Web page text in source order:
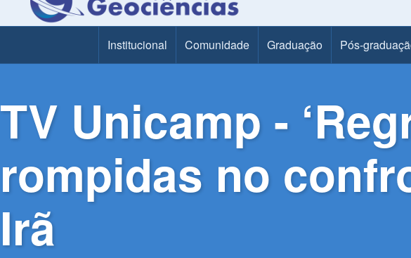
Main MenuInstitucional Comunidade Graduação Pós-
TV Unicamp -
rompidas no
Irã